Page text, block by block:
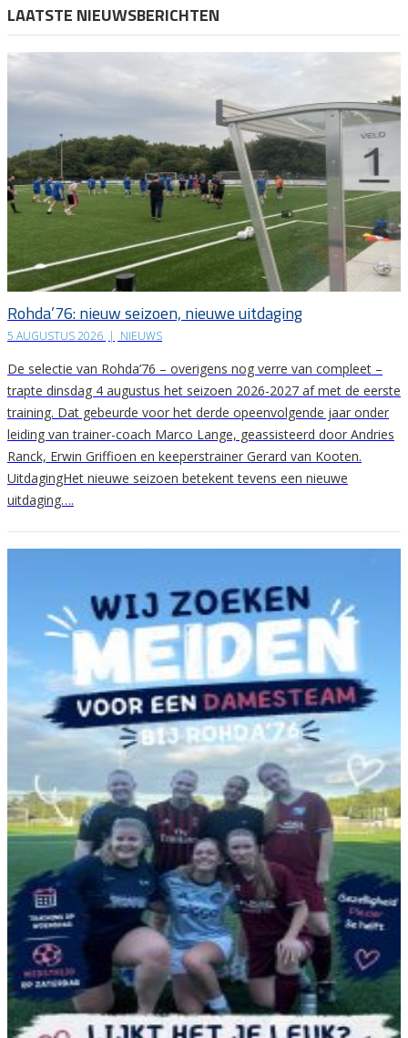
LAATSTE NIEUWSBERICHTEN
Rohda’76: nieuw seizoen, nieuwe uitdaging
5 AUGUSTUS 2026 | NIEUWS
De selectie van Rohda’76 – overigens nog verre van compleet –
trapte dinsdag 4 augustus het seizoen 2026-2027 af met de eerste
training. Dat gebeurde voor het derde opeenvolgende jaar onder
leiding van trainer-coach Marco Lange, geassisteerd door Andries
Ranck, Erwin Griffioen en keeperstrainer Gerard van Kooten.
UitdagingHet nieuwe seizoen betekent tevens een nieuwe
uitdaging….